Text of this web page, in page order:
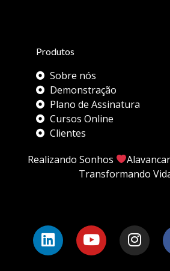
Produtos
Sobre nós
Demonstração
Plano de Assinatura
Cursos Online
Clientes
Realizando Sonhos
Transformando